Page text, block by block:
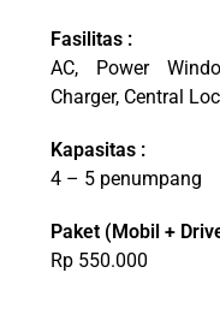
Fasilitas :
AC, Power
Charger, Central
Kapasitas :
4 – 5 penumpang
Paket (Mobil +
Rp 550.000